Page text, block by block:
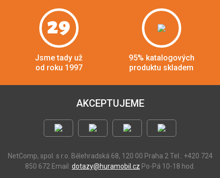
29
Jsme tady už
od roku 1997
95% katalogových
produktu skladem
AKCEPTUJEME
NetComp, spol. s r.o. Bělehradská 68, 120 00 Praha 2 Tel.: +420 724
850 672 Email: dotazy@huramobil.cz Po-Pá 10-18 hod.